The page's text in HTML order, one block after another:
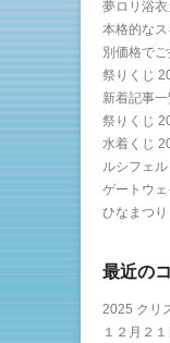
夢ロリ浴
本格的な
別価格で
祭りくじ
新着記事一
祭りくじ
水着くじ
ルシフェ
ゲートウ
ひなまつ
最近の
2025 クリ
１２月２